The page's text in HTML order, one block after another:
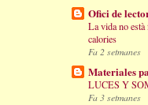
Ofici de
La vida no està
calories
Fa 2 setmanes
Materiales
LUCES Y
Fa 3 setmanes